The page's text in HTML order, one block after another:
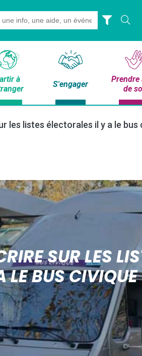
à
S'engager
Prendre
de
les listes électorales il y a le bus
SUR LES
LE BUS CIVIQUE